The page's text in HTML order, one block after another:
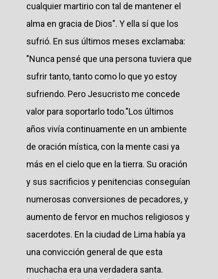
cualquier martirio con tal de mantener el
alma en gracia de Dios". Y ella sí que los
sufrió. En sus últimos meses exclamaba:
"Nunca pensé que una persona tuviera que
sufrir tanto, tanto como lo que yo estoy
sufriendo. Pero Jesucristo me concede
valor para soportarlo todo."Los últimos
años vivía continuamente en un ambiente
de oración mística, con la mente casi ya
más en el cielo que en la tierra. Su oración
y sus sacrificios y penitencias conseguían
numerosas conversiones de pecadores, y
aumento de fervor en muchos religiosos y
sacerdotes. En la ciudad de Lima había ya
una convicción general de que esta
muchacha era una verdadera santa.